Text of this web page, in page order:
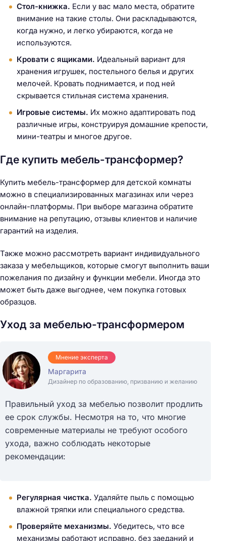
Стол-книжка. Если у вас мало места, обратите
внимание на такие столы. Они раскладываются,
когда нужно, и легко убираются, когда не
используются.
Кровати с ящиками. Идеальный вариант для
хранения игрушек, постельного белья и других
мелочей. Кровать поднимается, и под ней
скрывается стильная система хранения.
Игровые системы. Их можно адаптировать под
различные игры, конструируя домашние крепости,
мини-театры и многое другое.
Где купить мебель-трансформер?
Купить мебель-трансформер для детской комнаты
можно в специализированных магазинах или через
онлайн-платформы. При выборе магазина обратите
внимание на репутацию, отзывы клиентов и наличие
гарантий на изделия.
Также можно рассмотреть вариант индивидуального
заказа у мебельщиков, которые смогут выполнить ваши
пожелания по дизайну и функции мебели. Иногда это
может быть даже выгоднее, чем покупка готовых
образцов.
Уход за мебелью-трансформером
Мнение эксперта
Маргарита
Дизайнер по образованию, призванию и желанию
Правильный уход за мебелью позволит продлить
ее срок службы. Несмотря на то, что многие
современные материалы не требуют особого
ухода, важно соблюдать некоторые
рекомендации:
Регулярная чистка. Удаляйте пыль с помощью
влажной тряпки или специального средства.
Проверяйте механизмы. Убедитесь, что все
механизмы работают исправно, без заеданий и
Н
а
й
и
: